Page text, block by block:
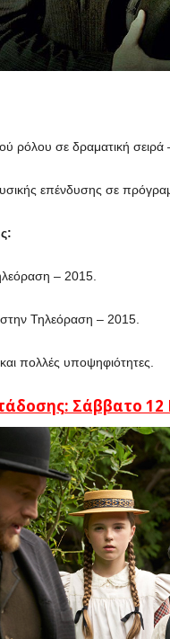
ρόλου σε δραματική σειρά
επένδυσης σε
– 2015.
Τηλεόραση – 2015.
πολλές υποψηφιότητες.
Σάββατο 12